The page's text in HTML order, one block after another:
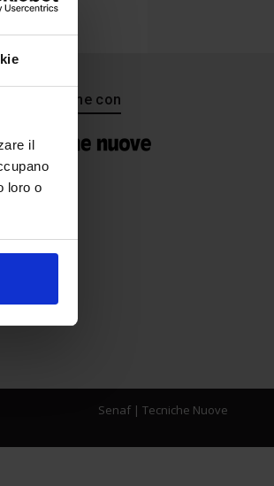
il
loro o
con
Senaf| Tecniche Nuove